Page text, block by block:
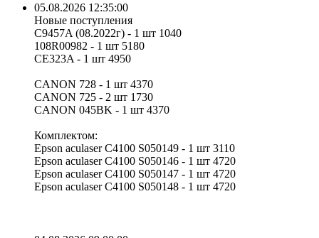
05.08.2026 12:35:00
Новые поступления
C9457A (08.2022г) - 1 шт 1040
108R00982 - 1 шт 5180
CE323A - 1 шт 4950
CANON 728 - 1 шт 4370
CANON 725 - 2 шт 1730
CANON 045BK - 1 шт 4370
Комплектом:
Epson aculaser C4100 S050149 - 1 шт 3110
Epson aculaser C4100 S050146 - 1 шт 4720
Epson aculaser C4100 S050147 - 1 шт 4720
Epson aculaser C4100 S050148 - 1 шт 4720